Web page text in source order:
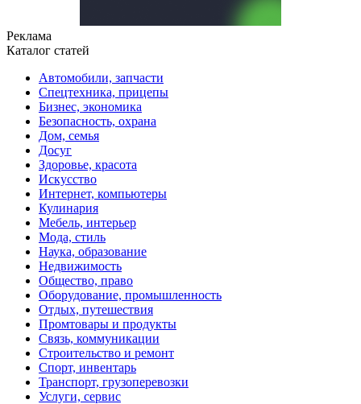
Реклама
Каталог статей
Автомобили, запчасти
Спецтехника, прицепы
Бизнес, экономика
Безопасность, охрана
Дом, семья
Досуг
Здоровье, красота
Искусство
Интернет, компьютеры
Кулинария
Мебель, интерьер
Мода, стиль
Наука, образование
Недвижимость
Общество, право
Оборудование, промышленность
Отдых, путешествия
Промтовары и продукты
Связь, коммуникации
Строительство и ремонт
Cпорт, инвентарь
Транспорт, грузоперевозки
Услуги, сервис